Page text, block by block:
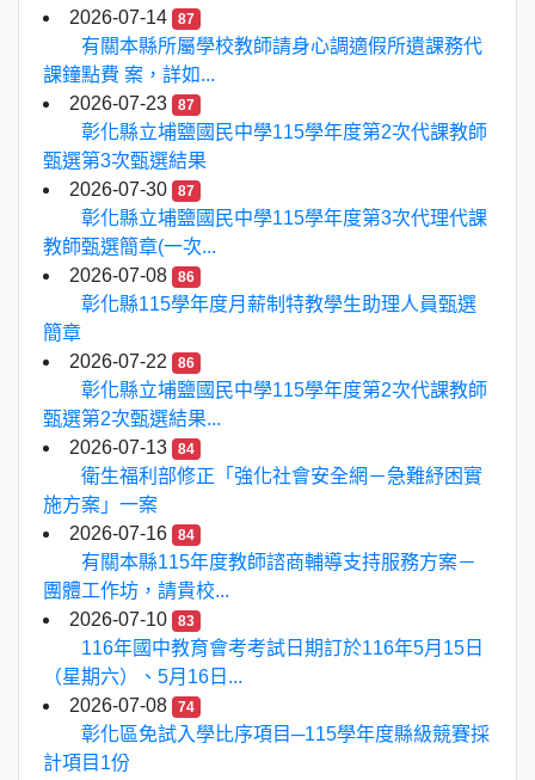
2026-07-14
87
有關本縣所屬學校教師請身心調適假所遺課務代
課鐘點費 案，詳如...
2026-07-23
87
彰化縣立埔鹽國民中學115學年度第2次代課教師
甄選第3次甄選結果
2026-07-30
87
彰化縣立埔鹽國民中學115學年度第3次代理代課
教師甄選簡章(一次...
2026-07-08
86
彰化縣115學年度月薪制特教學生助理人員甄選
簡章
2026-07-22
86
彰化縣立埔鹽國民中學115學年度第2次代課教師
甄選第2次甄選結果...
2026-07-13
84
衛生福利部修正「強化社會安全網－急難紓困實
施方案」一案
2026-07-16
84
有關本縣115年度教師諮商輔導支持服務方案－
團體工作坊，請貴校...
2026-07-10
83
116年國中教育會考考試日期訂於116年5月15日
（星期六）、5月16日...
2026-07-08
74
彰化區免試入學比序項目─115學年度縣級競賽採
計項目1份